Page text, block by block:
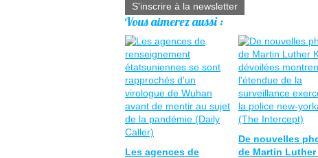
S'inscrire à la newsletter
Vous aimerez aussi :
Les agences de
De nouvelles
de Martin Luther